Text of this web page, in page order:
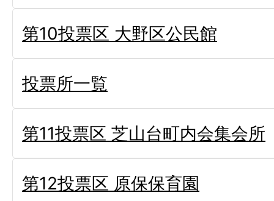
第10投票区 大野区公民館
投票所一覧
第11投票区 芝山台町内会集会所
第12投票区 原保保育園